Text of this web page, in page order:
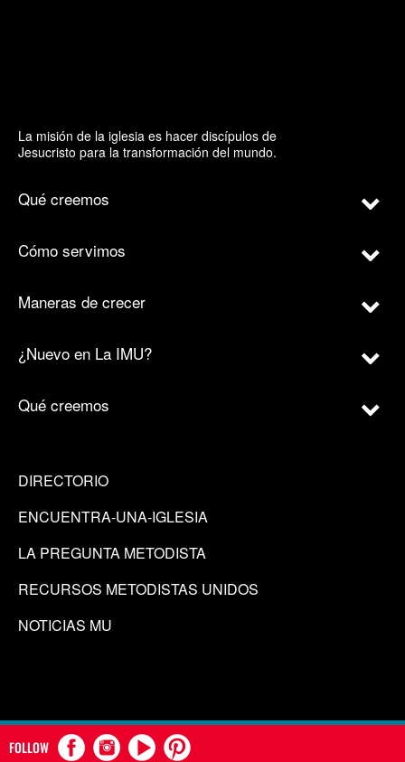
La misión de la iglesia es hacer discípulos de
Jesucristo para la transformación del mundo.
Qué creemos
Cómo servimos
Maneras de crecer
¿Nuevo en La IMU?
Qué creemos
DIRECTORIO
ENCUENTRA-UNA-IGLESIA
LA PREGUNTA METODISTA
RECURSOS METODISTAS UNIDOS
NOTICIAS MU
FOLLOW